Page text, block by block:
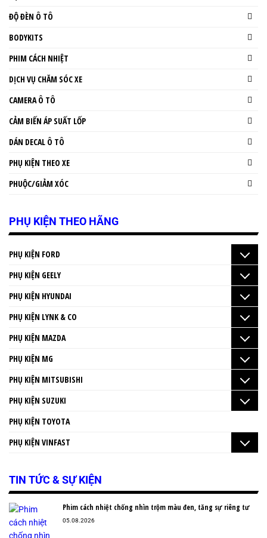
ĐỘ ĐÈN Ô TÔ
BODYKITS
PHIM CÁCH NHIỆT
DỊCH VỤ CHĂM SÓC XE
CAMERA Ô TÔ
CẢM BIẾN ÁP SUẤT LỐP
DÁN DECAL Ô TÔ
PHỤ KIỆN THEO XE
PHUỘC/GIẢM XÓC
PHỤ KIỆN THEO HÃNG
PHỤ KIỆN FORD
PHỤ KIỆN GEELY
PHỤ KIỆN HYUNDAI
PHỤ KIỆN LYNK & CO
PHỤ KIỆN MAZDA
PHỤ KIỆN MG
PHỤ KIỆN MITSUBISHI
PHỤ KIỆN SUZUKI
PHỤ KIỆN TOYOTA
PHỤ KIỆN VINFAST
TIN TỨC & SỰ KIỆN
Phim cách nhiệt chống nhìn trộm màu đen, tăng sự riêng tư
05.08.2026